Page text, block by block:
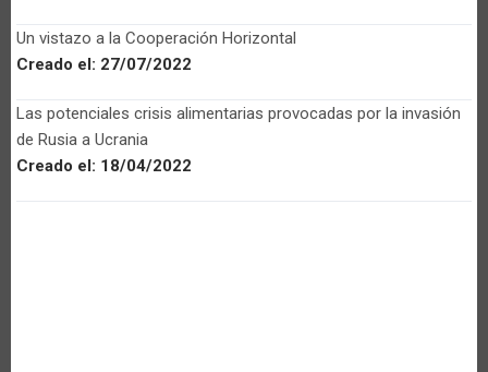
Un vistazo a la Cooperación Horizontal
Creado el: 27/07/2022
Las potenciales crisis alimentarias provocadas por la invasión
de Rusia a Ucrania
Creado el: 18/04/2022